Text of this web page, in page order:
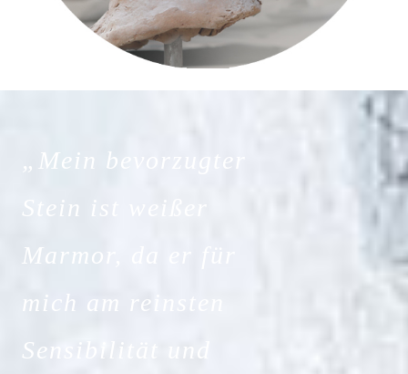
„Mein bevorzugter
Stein ist weißer
Marmor, da er für
mich am reinsten
Sensibilität und